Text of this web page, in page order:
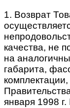
1. Возврат
качества, не
на
габарита,
января 1998